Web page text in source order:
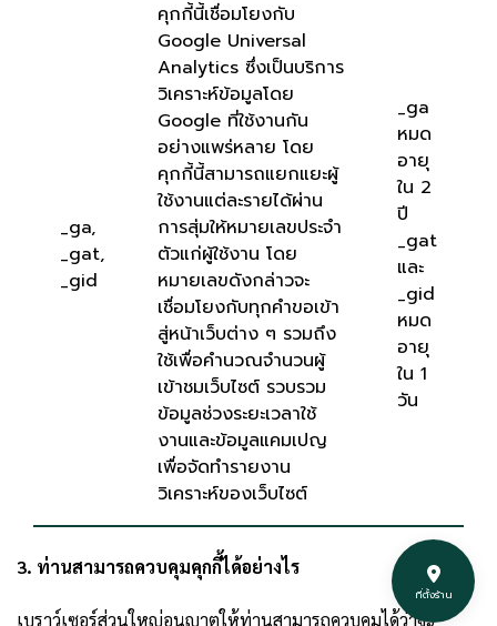
_ga,
_gat,
_gid
คุกกี้นี้เชื่อมโยงกับ
Google Universal
Analytics ซึ่งเป็นบริการ
วิเคราะห์ข้อมูลโดย
Google ที่ใช้งานกัน
อย่างแพร่หลาย โดย
คุกกี้นี้สามารถแยกแยะผู้
ใช้งานแต่ละรายได้ผ่าน
การสุ่มให้หมายเลขประจำ
ตัวแก่ผู้ใช้งาน โดย
หมายเลขดังกล่าวจะ
เชื่อมโยงกับทุกคำขอเข้า
สู่หน้าเว็บต่าง ๆ รวมถึง
ใช้เพื่อคำนวณจำนวนผู้
เข้าชมเว็บไซต์ รวบรวม
ข้อมูลช่วงระยะเวลาใช้
งานและข้อมูลแคมเปญ
เพื่อจัดทำรายงาน
วิเคราะห์ของเว็บไซต์
_ga
หมด
อายุ
ใน 2
ปี
_gat
และ
_gid
หมด
อายุ
ใน 1
วัน
3. ท่านสามารถควบคุมคุกกี้ได้อย่างไร
เบราว์เซอร์ส่วนใหญ่อนุญาตให้ท่านสามารถควบคุมได้ว่าจะ
ที่ตั้งร้าน